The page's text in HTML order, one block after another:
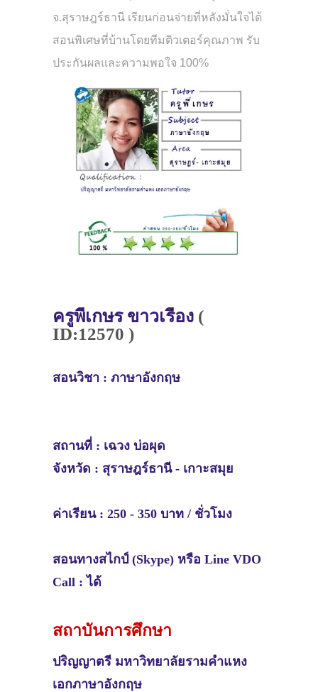
จ.สุราษฎร์ธานี เรียนก่อนจ่ายที่หลังมั่นใจได้
สอนพิเศษที่บ้านโดยทีมติวเตอร์คุณภาพ รับ
ประกันผลและความพอใจ 100%
ครูพี่เกษร ขาวเรือง (
ID:12570 )
สอนวิชา : ภาษาอังกฤษ
สถานที่ : เฉวง บ่อผุด
จังหวัด : สุราษฎร์ธานี - เกาะสมุย
ค่าเรียน : 250 - 350 บาท / ชั่วโมง
สอนทางสไกป์ (Skype) หรือ Line VDO
Call : ได้
สถาบันการศึกษา
ปริญญาตรี มหาวิทยาลัยรามคำแหง
เอกภาษาอังกฤษ